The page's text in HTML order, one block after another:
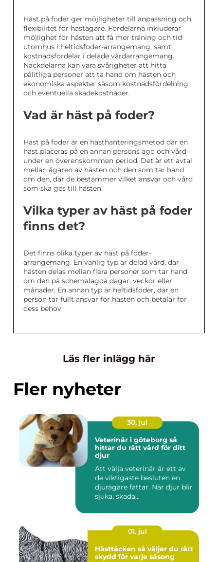
Häst på foder ger möjligheter till anpassning och
flexibilitet för hästägare. Fördelarna inkluderar
möjlighet för hästen att få mer träning och tid
utomhus i heltidsfoder-arrangemang, samt
kostnadsfördelar i delade vårdarrangemang.
Nackdelarna kan vara svårigheter att hitta
pålitliga personer att ta hand om hästen och
ekonomiska aspekter såsom kostnadsfördelning
och eventuella skadekostnader.
Vad är häst på foder?
Häst på foder är en hästhanteringsmetod där en
häst placeras på en annan persons ägo och vård
under en överenskommen period. Det är ett avtal
mellan ägaren av hästen och den som tar hand
om den, där de bestämmer vilket ansvar och vård
som ska ges till hästen.
Vilka typer av häst på foder
finns det?
Det finns olika typer av häst på foder-
arrangemang. En vanlig typ är delad vård, där
hästen delas mellan flera personer som tar hand
om den på schemalagda dagar, veckor eller
månader. En annan typ är heltidsfoder, där en
person tar fullt ansvar för hästen och betalar för
dess behov.
Läs fler inlägg här
Fler nyheter
30. jul
Veterinär i göteborg så
hittar du rätt vård för ditt
djur
Att välja veterinär är ett av
de viktigaste besluten en
djurägare fattar. När djur blir
sjuka, skada...
01. jul
Hästtäcken så väljer du rätt
skydd för varje säsong